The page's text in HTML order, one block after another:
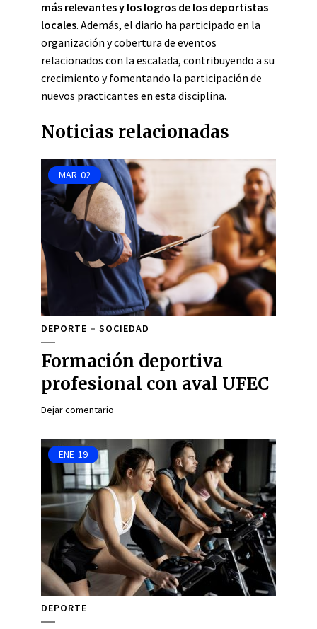
más relevantes y los logros de los deportistas
locales. Además, el diario ha participado en la
organización y cobertura de eventos
relacionados con la escalada, contribuyendo a su
crecimiento y fomentando la participación de
nuevos practicantes en esta disciplina.
Noticias relacionadas
MAR 02
DEPORTE SOCIEDAD
Formación deportiva
profesional con aval UFEC
Dejar comentario
ENE 19
DEPORTE